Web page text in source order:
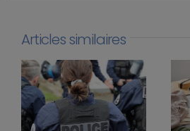
Articles similaires